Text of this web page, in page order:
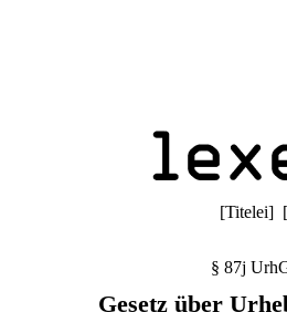
[Titelei] [
§ 87j
Gesetz über